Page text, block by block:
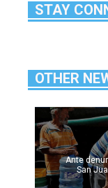
STAY
OTHER
Ante
San